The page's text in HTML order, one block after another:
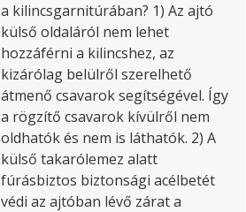
a kilincsgarnitúrában? 1) Az ajtó
külső oldaláról nem lehet
hozzáférni a kilincshez, az
kizárólag belülről szerelhető
átmenő csavarok segítségével. Így
a rögzítő csavarok kívülről nem
oldhatók és nem is láthatók. 2) A
külső takarólemez alatt
fúrásbiztos biztonsági acélbetét
védi az ajtóban lévő zárat a